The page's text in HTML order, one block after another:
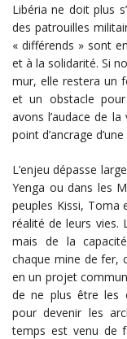
Libéria ne doit plus
des patrouilles
« différends » sont
et à la solidarité. Si
mur, elle restera un
et un obstacle
avons l’audace de
point d’ancrage
L’enjeu dépasse
Yenga ou dans les
peuples Kissi, Toma
réalité de leurs vies.
mais de la
chaque mine de fer,
en un projet
de ne plus être les
pour devenir les
temps est venu de